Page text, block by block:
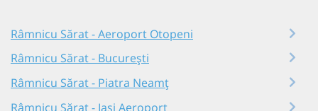
Râmnicu Sărat - Aeroport Otopeni
Râmnicu Sărat - București
Râmnicu Sărat - Piatra Neamț
Râmnicu Sărat - Iași Aeroport